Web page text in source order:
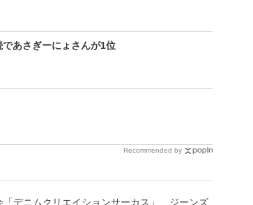
あさぎーにょさんが1位
Recommended by
「デニムクリエイションサーカス」 ジーンズ